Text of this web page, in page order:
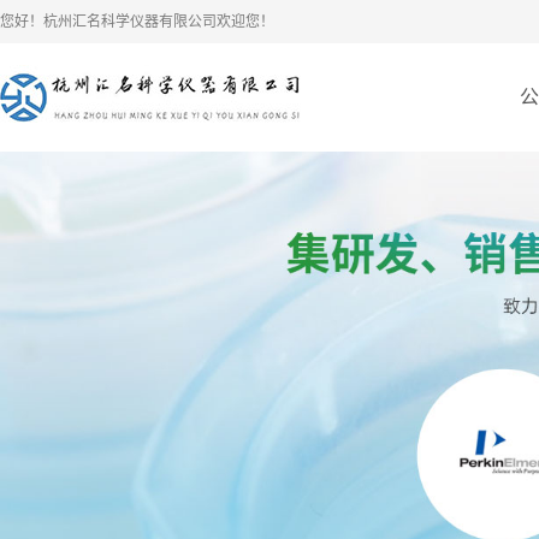
您好！杭州汇名科学仪器有限公司欢迎您！